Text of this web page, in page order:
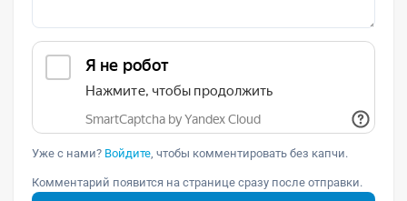
Уже с нами? Войдите, чтобы комментировать без капчи.
Комментарий появится на странице сразу после отправки.